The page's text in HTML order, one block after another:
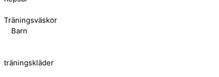
Träningsväskor
Barn
träningskläder